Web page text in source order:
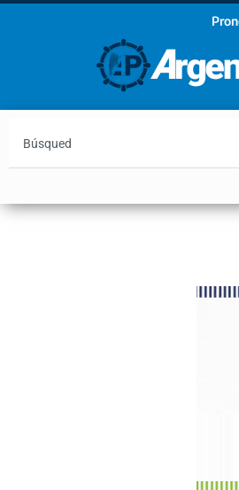
¡Sumate a
Email
Estoy de acuerdo con las